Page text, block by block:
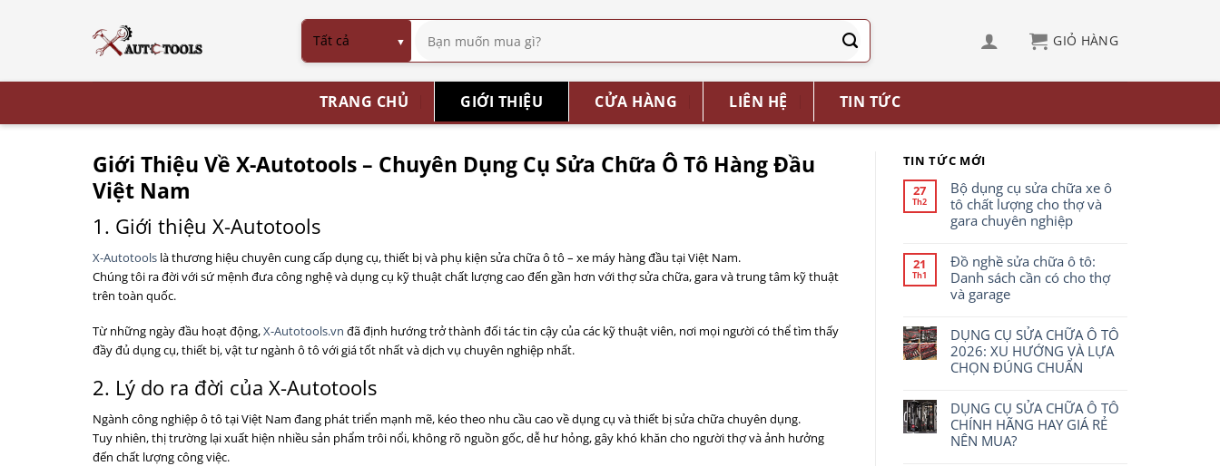
kiếm:
TRANG CHỦ GIỚI THIỆU CỬA HÀNG LIÊN HỆ TIN TỨC
Giới Thiệu Về X-Autotools – Chuyên Dụng Cụ Sửa Chữa Ô Tô Hàng Đầu
Việt Nam
1. Giới thiệu X-Autotools
X-Autotools là thương hiệu chuyên cung cấp dụng cụ, thiết bị và phụ kiện sửa chữa ô tô – xe máy hàng đầu tại Việt Nam.
Chúng tôi ra đời với sứ mệnh đưa công nghệ và dụng cụ kỹ thuật chất lượng cao đến gần hơn với thợ sửa chữa, gara và trung tâm kỹ thuật
trên toàn quốc.
Từ những ngày đầu hoạt động,X-Autotools.vn đã định hướng trở thành đối tác tin cậy của các kỹ thuật viên, nơi mọi người có thể tìm thấy
đầy đủ dụng cụ, thiết bị, vật tư ngành ô tô với giá tốt nhất và dịch vụ chuyên nghiệp nhất.
2. Lý do ra đời của X-Autotools
Ngành công nghiệp ô tô tại Việt Nam đang phát triển mạnh mẽ, kéo theo nhu cầu cao về dụng cụ và thiết bị sửa chữa chuyên dụng.
Tuy nhiên, thị trường lại xuất hiện nhiều sản phẩm trôi nổi, không rõ nguồn gốc, dễ hư hỏng, gây khó khăn cho người thợ và ảnh hưởng
đến chất lượng công việc.
TIN TỨC MỚI
27
Th2
Bộ dụng cụ sửa chữa xe ô
tô chất lượng cho thợ và
gara chuyên nghiệp
21
Th1
Đồ nghề sửa chữa ô tô:
Danh sách cần có cho thợ
và garage
DỤNG CỤ SỬA CHỮA Ô TÔ
2026: XU HƯỚNG VÀ LỰA
CHỌN ĐÚNG CHUẨN
DỤNG CỤ SỬA CHỮA Ô TÔ
CHÍNH HÃNG HAY GIÁ RẺ
NÊN MUA?